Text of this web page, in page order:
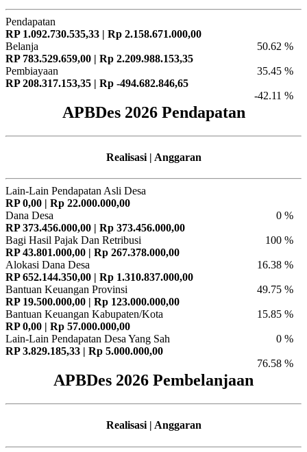
Pendapatan
RP 1.092.730.535,33 | Rp 2.158.671.000,00
50.62 %
Belanja
RP 783.529.659,00 | Rp 2.209.988.153,35
35.45 %
Pembiayaan
RP 208.317.153,35 | Rp -494.682.846,65
-42.11 %
APBDes 2026 Pendapatan
Realisasi | Anggaran
Lain-Lain Pendapatan Asli Desa
RP 0,00 | Rp 22.000.000,00
0 %
Dana Desa
RP 373.456.000,00 | Rp 373.456.000,00
100 %
Bagi Hasil Pajak Dan Retribusi
RP 43.801.000,00 | Rp 267.378.000,00
16.38 %
Alokasi Dana Desa
RP 652.144.350,00 | Rp 1.310.837.000,00
49.75 %
Bantuan Keuangan Provinsi
RP 19.500.000,00 | Rp 123.000.000,00
15.85 %
Bantuan Keuangan Kabupaten/Kota
RP 0,00 | Rp 57.000.000,00
0 %
Lain-Lain Pendapatan Desa Yang Sah
RP 3.829.185,33 | Rp 5.000.000,00
76.58 %
APBDes 2026 Pembelanjaan
Realisasi | Anggaran